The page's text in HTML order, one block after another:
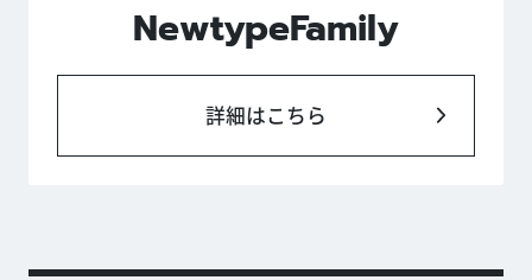
NewtypeFamily
詳細はこちら